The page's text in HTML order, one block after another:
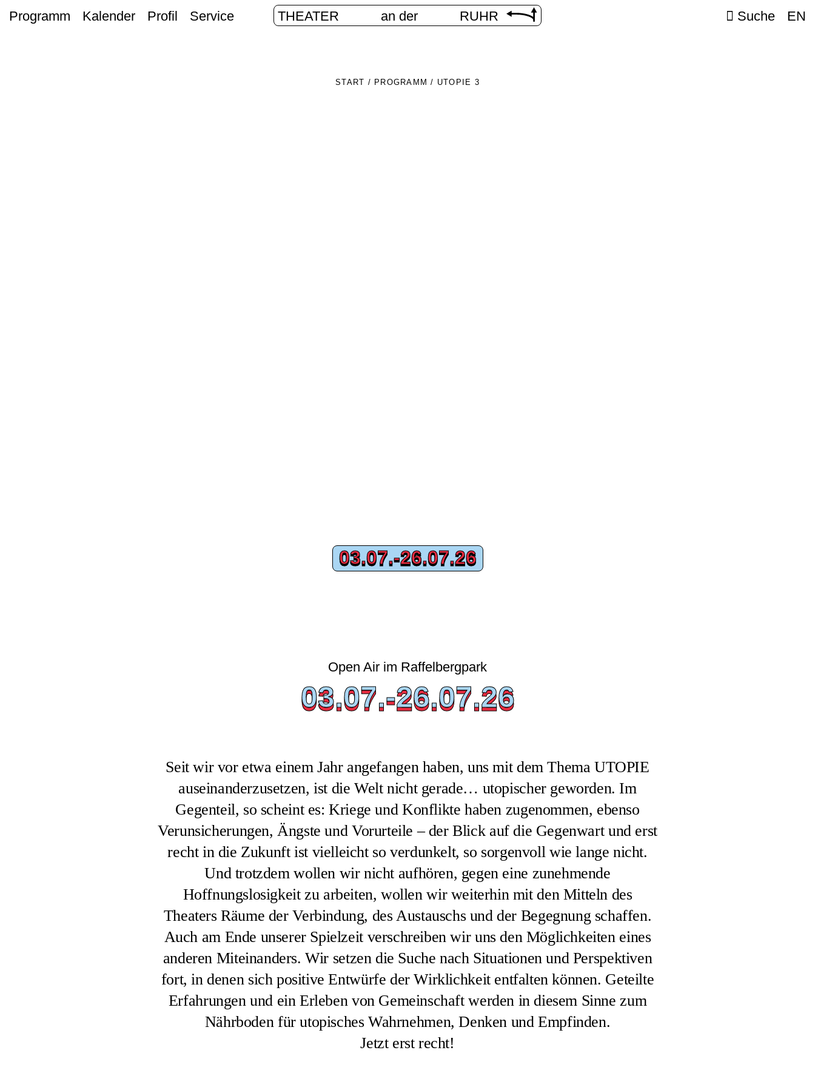
Programm Kalender Profil Service THEATER an der RUHR Suche EN
START / PROGRAMM / UTOPIE 3
03.07.-26.07.26
03.07.-26.07.26
Open Air im Raffelbergpark
03.07.-26.07.26
03.07.-26.07.26
Seit wir vor etwa einem Jahr angefangen haben, uns mit dem Thema UTOPIE
auseinanderzusetzen, ist die Welt nicht gerade… utopischer geworden. Im
Gegenteil, so scheint es: Kriege und Konflikte haben zugenommen, ebenso
Verunsicherungen, Ängste und Vorurteile – der Blick auf die Gegenwart und erst
recht in die Zukunft ist vielleicht so verdunkelt, so sorgenvoll wie lange nicht.
Und trotzdem wollen wir nicht aufhören, gegen eine zunehmende
Hoffnungslosigkeit zu arbeiten, wollen wir weiterhin mit den Mitteln des
Theaters Räume der Verbindung, des Austauschs und der Begegnung schaffen.
Auch am Ende unserer Spielzeit verschreiben wir uns den Möglichkeiten eines
anderen Miteinanders. Wir setzen die Suche nach Situationen und Perspektiven
fort, in denen sich positive Entwürfe der Wirklichkeit entfalten können. Geteilte
Erfahrungen und ein Erleben von Gemeinschaft werden in diesem Sinne zum
Nährboden für utopisches Wahrnehmen, Denken und Empfinden.
Jetzt erst recht!